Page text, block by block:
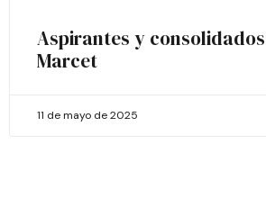
Aspirantes y
Marcet
11 de mayo de 2025